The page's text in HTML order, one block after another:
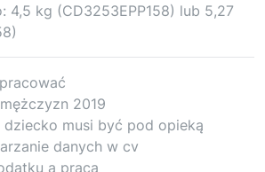
4,5 kg (CD3253EPP158) lub 5,27
2019
musi być pod opieką
danych w cv
a praca